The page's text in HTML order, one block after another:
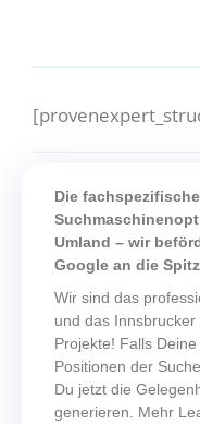
Die
Umland – wir
Google an die
Wir sind das
und das
Projekte! Falls
Positionen der
Du jetzt die
generieren. Mehr